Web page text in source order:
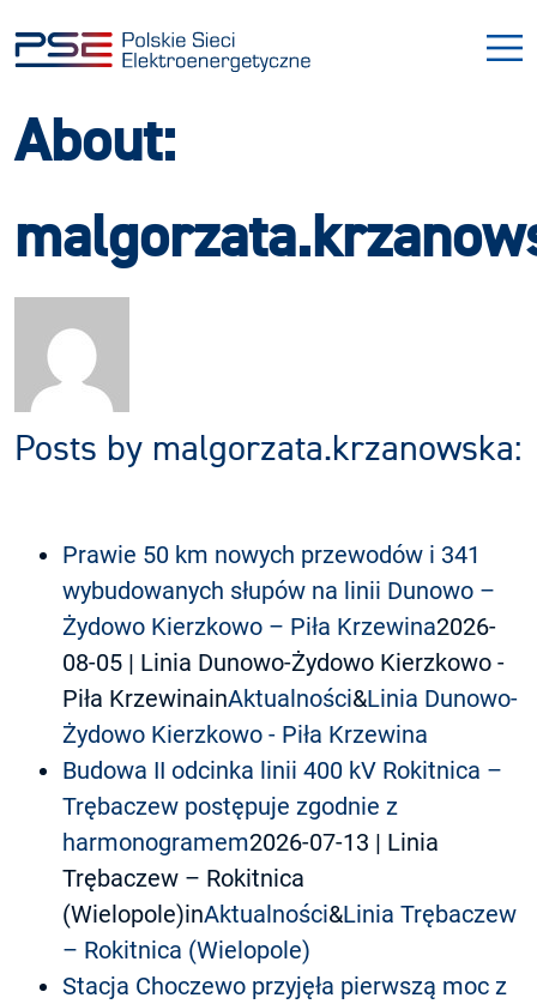
do
do
About:
Posts by malgorzata.krzanowska:
Prawie 50 km nowych przewodów i 341
wybudowanych słupów na linii Dunowo –
Żydowo Kierzkowo – Piła Krzewina2026-
08-05 | Linia Dunowo-Żydowo Kierzkowo -
Piła KrzewinainAktualności&Linia Dunowo-
Żydowo Kierzkowo - Piła Krzewina
Budowa II odcinka linii 400 kV Rokitnica –
Trębaczew postępuje zgodnie z
harmonogramem2026-07-13 | Linia
Trębaczew – Rokitnica
(Wielopole)inAktualności&Linia Trębaczew
– Rokitnica (Wielopole)
Stacja Choczewo przyjęła pierwszą moc z